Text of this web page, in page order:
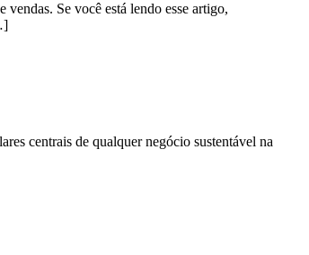
Se você está lendo esse artigo,
centrais de qualquer negócio sustentável na